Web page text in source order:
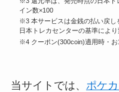
イン数×100
※3 本サービスは金銭の払い戻し
日本トレカセンターの基準によ
※4 クーポン(300coin)適用時・お
当サイトでは、 ポケ